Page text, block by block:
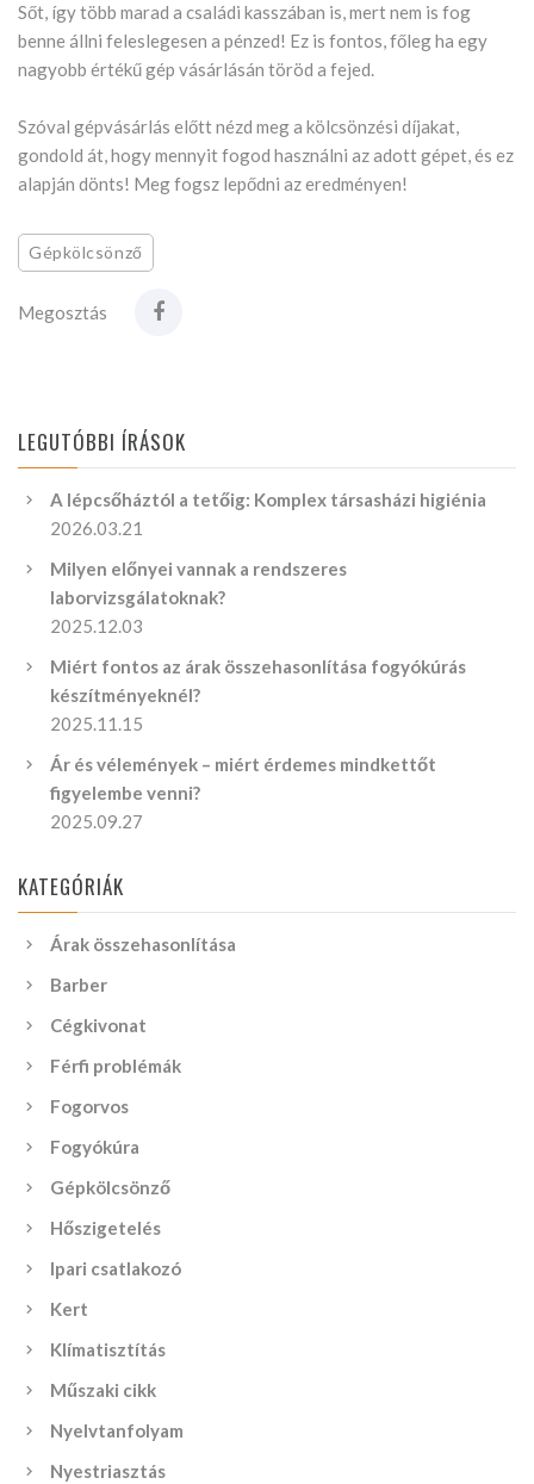
Sőt, így több marad a családi kasszában is, mert nem is fog
benne állni feleslegesen a pénzed! Ez is fontos, főleg ha egy
nagyobb értékű gép vásárlásán töröd a fejed.
Szóval gépvásárlás előtt nézd meg a kölcsönzési díjakat,
gondold át, hogy mennyit fogod használni az adott gépet, és ez
alapján dönts! Meg fogsz lepődni az eredményen!
Gépkölcsönző
Megosztás
LEGUTÓBBI ÍRÁSOK
A lépcsőháztól a tetőig: Komplex társasházi higiénia
2026.03.21
Milyen előnyei vannak a rendszeres
laborvizsgálatoknak?
2025.12.03
Miért fontos az árak összehasonlítása fogyókúrás
készítményeknél?
2025.11.15
Ár és vélemények – miért érdemes mindkettőt
figyelembe venni?
2025.09.27
KATEGÓRIÁK
Árak összehasonlítása
Barber
Cégkivonat
Férfi problémák
Fogorvos
Fogyókúra
Gépkölcsönző
Hőszigetelés
Ipari csatlakozó
Kert
Klímatisztítás
Műszaki cikk
Nyelvtanfolyam
Nyestriasztás